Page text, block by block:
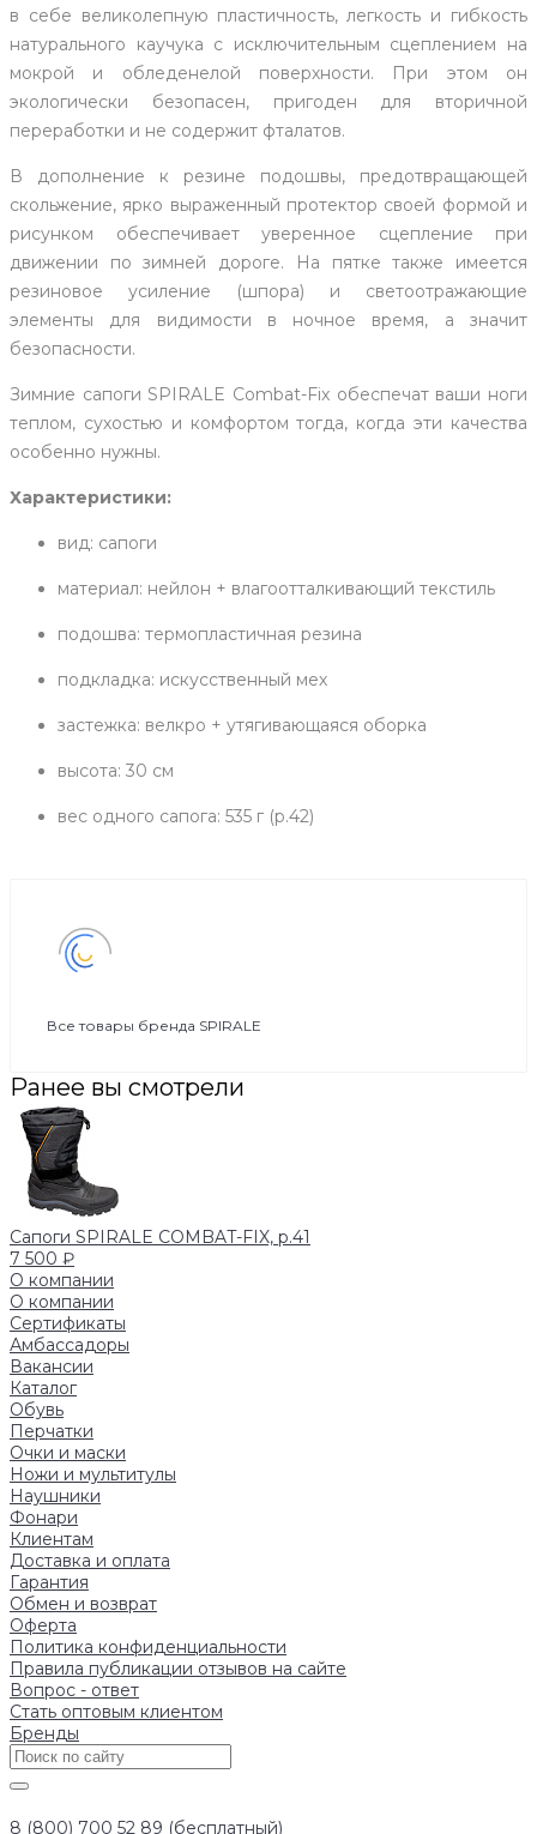
в себе великолепную пластичность, легкость и гибкость
натурального каучука с исключительным сцеплением на
мокрой и обледенелой поверхности. При этом он
экологически безопасен, пригоден для вторичной
переработки и не содержит фталатов.
В дополнение к резине подошвы, предотвращающей
скольжение, ярко выраженный протектор своей формой и
рисунком обеспечивает уверенное сцепление при
движении по зимней дороге. На пятке также имеется
резиновое усиление (шпора) и светоотражающие
элементы для видимости в ночное время, а значит
безопасности.
Зимние сапоги SPIRALE Combat-Fix обеспечат ваши ноги
теплом, сухостью и комфортом тогда, когда эти качества
особенно нужны.
Характеристики:
вид: сапоги
материал: нейлон + влагоотталкивающий текстиль
подошва: термопластичная резина
подкладка: искусственный мех
​застежка: велкро + утягивающаяся оборка
​высота: 30 см
вес одного сапога: 535 г (р.42)
Все товары бренда SPIRALE
Ранее вы смотрели
Сапоги SPIRALE COMBAT-FIX, р.41
7 500 ₽
О компании
О компании
Сертификаты
Амбассадоры
Вакансии
Каталог
Обувь
Перчатки
Очки и маски
Ножи и мультитулы
Наушники
Фонари
Клиентам
Доставка и оплата
Гарантия
Обмен и возврат
Оферта
Политика конфиденциальности
Правила публикации отзывов на сайте
Вопрос - ответ
Стать оптовым клиентом
Бренды
8 (800) 700 52 89 (бесплатный)